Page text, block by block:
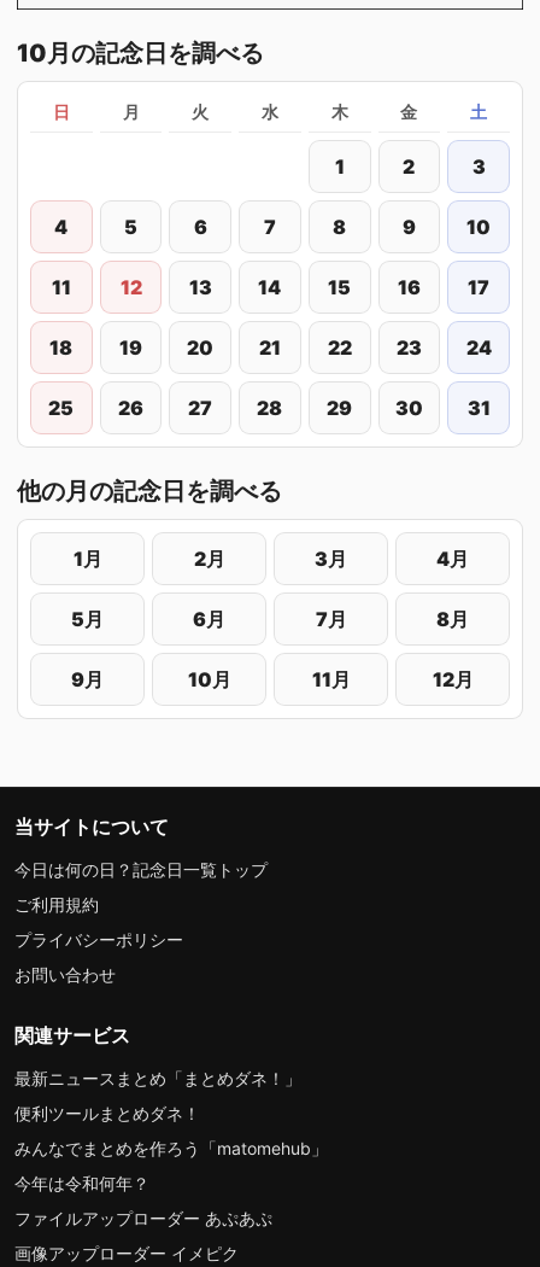
10月の記念日を調べる
日 月 火 水 木 金 土
1 2 3
4 5 6 7 8 9 10
11 12 13 14 15 16 17
18 19 20 21 22 23 24
25 26 27 28 29 30 31
他の月の記念日を調べる
1月 2月 3月 4月
5月 6月 7月 8月
9月 10月 11月 12月
当サイトについて
今日は何の日？記念日一覧トップ
ご利用規約
プライバシーポリシー
お問い合わせ
関連サービス
最新ニュースまとめ「まとめダネ！」
便利ツールまとめダネ！
みんなでまとめを作ろう「matomehub」
今年は令和何年？
ファイルアップローダー あぷあぷ
画像アップローダー イメピク